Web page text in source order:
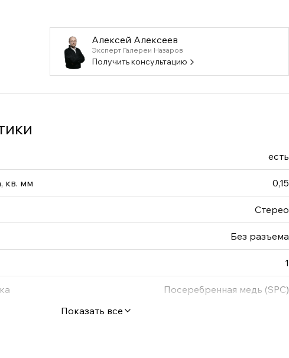
Алексей Алексеев
Эксперт Галереи Назаров
Получить консультацию
есть
кв. мм 0,15
Стерео
Без разъема
1
Посеребренная медь (SPC)
Показать все